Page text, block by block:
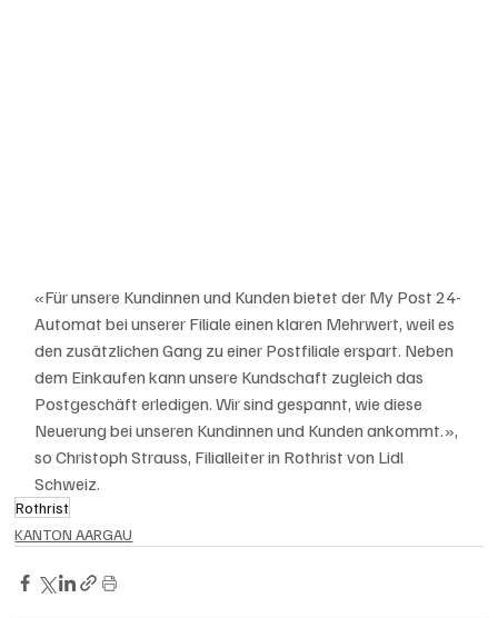
«Für unsere Kundinnen und Kunden bietet der My Post 24-
Automat bei unserer Filiale einen klaren Mehrwert, weil es
den zusätzlichen Gang zu einer Postfiliale erspart. Neben
dem Einkaufen kann unsere Kundschaft zugleich das
Postgeschäft erledigen. Wir sind gespannt, wie diese
Neuerung bei unseren Kundinnen und Kunden ankommt.»,
so Christoph Strauss, Filialleiter in Rothrist von Lidl
Schweiz.
Rothrist
KANTON AARGAU